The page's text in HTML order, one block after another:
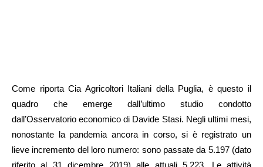
Come riporta Cia Agricoltori Italiani della Puglia, è questo il
quadro che emerge dall’ultimo studio condotto
dall’Osservatorio economico di Davide Stasi. Negli ultimi mesi,
nonostante la pandemia ancora in corso, si è registrato un
lieve incremento del loro numero: sono passate da 5.197 (dato